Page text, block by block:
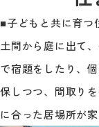
■子どもと共に育つ
土間から庭に出て
で宿題をしたり、
保しつつ、間取り
に合った居場所が